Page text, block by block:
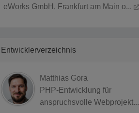
eWorks GmbH, Frankfurt am Main o...
Entwicklerverzeichnis
Matthias Gora
PHP-Entwicklung für
anspruchsvolle Webprojekt...